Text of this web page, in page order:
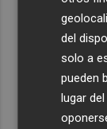
del
solo a
pueden
lugar